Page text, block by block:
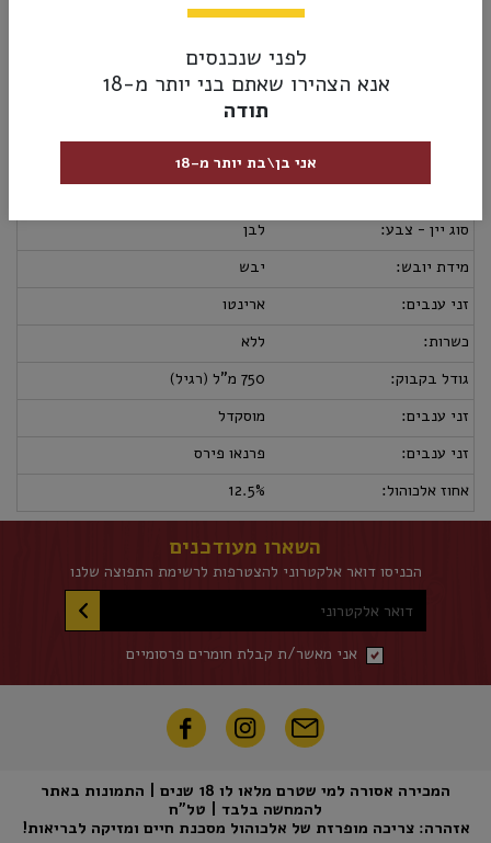
אספקה ומשלוחים מדיניות החזרות
2 ב- 90₪
פורטוגל
סוג יין - צבע:
לבן
מידת יובש:
יבש
זני ענבים:
ארינטו
כשרות:
ללא
גודל בקבוק:
750 מ"ל (רגיל)
זני ענבים:
מוסקדל
זני ענבים:
פרנאו פירס
אחוז אלכוהול:
12.5%
השארו מעודכנים
הכניסו דואר אלקטרוני להצטרפות לרשימת התפוצה שלנו
דואר אלקטרוני
אני מאשר/ת קבלת חומרים פרסומיים
המכירה אסורה למי שטרם מלאו לו 18 שנים | התמונות באתר
להמחשה בלבד | טל"ח
אזהרה: צריכה מופרזת של אלכוהול מסכנת חיים ומזיקה לבריאות!
לפני שנכנסים
אנא הצהירו שאתם בני יותר מ-18
תודה
אני בן\בת יותר מ-18